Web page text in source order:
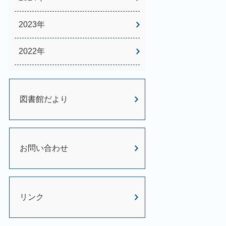
2023年
2022年
図書館だより
お問い合わせ
リンク